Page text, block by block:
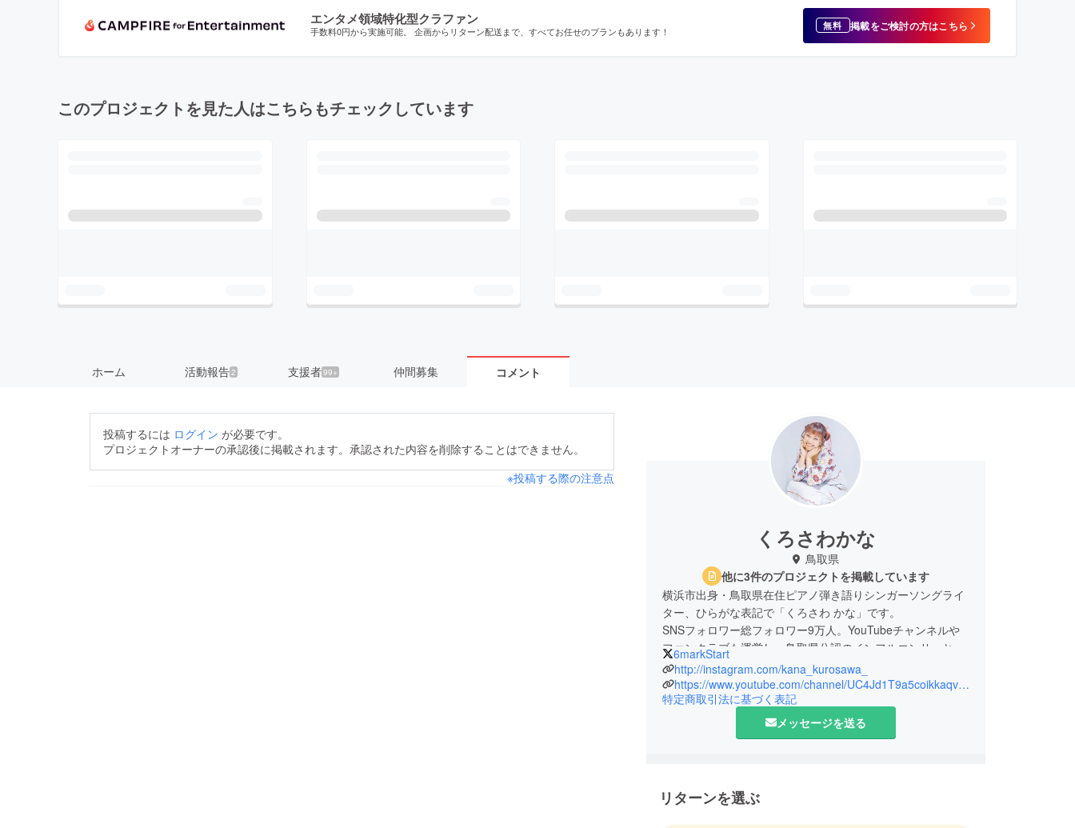
エンタメ領域特化型クラファン
手数料0円から実施可能。 企画からリターン配送まで、すべてお任せのプランもあります！ 無料 掲載をご検討の方はこちら
このプロジェクトを見た人はこちらもチェックしています
ホーム 活動報告 2 支援者99+ 仲間募集 コメント
投稿するには ログイン が必要です。
プロジェクトオーナーの承認後に掲載されます。承認された内容を削除することはできません。
※投稿する際の注意点
くろさわかな
鳥取県
他に3件のプロジェクトを掲載しています
横浜市出身・鳥取県在住ピアノ弾き語りシンガーソングライ
ター、ひらがな表記で「くろさわ かな」です。
SNSフォロワー総フォロワー9万人。YouTubeチャンネルや
ファンクラブも運営し、鳥取県公認のインフルエンサーとし
ても活躍中。
全国各地、北海道から沖縄まで、ワンマンライブなどで飛び
オリジナルベストアルバム3枚リリース。
観光ツアーを開催。
2023.8.26 鳥取にて100人動員ワンマンライブ達成。
6markStart
http://instagram.com/kana_kurosawa_
https://www.youtube.com/channel/UC4Jd1T9a5coikkaqvq6VUhA
特定商取引法に基づく表記
メッセージを送る
リターンを選ぶ